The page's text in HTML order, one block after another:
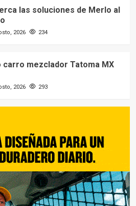
las soluciones de Merlo al
2026
234
carro mezclador Tatoma MX
2026 293